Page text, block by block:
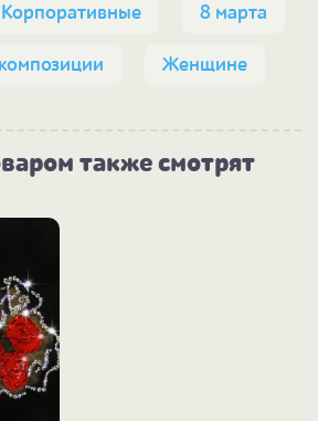
Корпоративные 8 марта
Женщине
также смотрят